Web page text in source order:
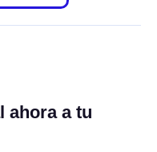
ahora a tu